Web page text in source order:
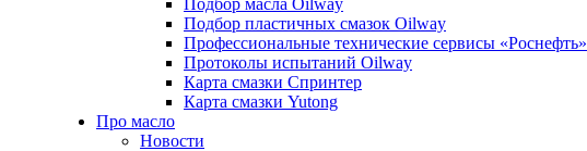
Подбор масла Oilway
Подбор пластичных смазок Oilway
Профессиональные технические сервисы «Роснефть»
Протоколы испытаний Oilway
Карта смазки Спринтер
Карта смазки Yutong
Про масло
Новости